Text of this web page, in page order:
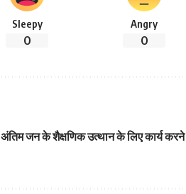
Sleepy
0
Angry
0
अंतिम जन के शैक्षणिक उत्थान के लिए कार्य करने